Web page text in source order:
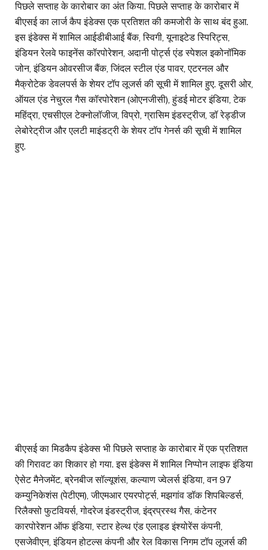
पिछले सप्ताह के कारोबार का अंत किया. पिछले सप्ताह के कारोबार में
बीएसई का लार्ज कैप इंडेक्स एक प्रतिशत की कमजोरी के साथ बंद हुआ.
इस इंडेक्स में शामिल आईडीबीआई बैंक, स्विगी, यूनाइटेड स्पिरिट्स,
इंडियन रेलवे फाइनेंस कॉरपोरेशन, अदानी पोर्ट्स एंड स्पेशल इकोनॉमिक
जोन, इंडियन ओवरसीज बैंक, जिंदल स्टील एंड पावर, एटरनल और
मैक्रोटेक डेवलपर्स के शेयर टॉप लूजर्स की सूची में शामिल हुए. दूसरी ओर,
ऑयल एंड नेचुरल गैस कॉरपोरेशन (ओएनजीसी), हुंडई मोटर इंडिया, टेक
महिंद्रा, एचसीएल टेक्नोलॉजीज, विप्रो, ग्रासिम इंडस्ट्रीज, डॉ रेड्डीज
लेबोरेट्रीज और एलटी माइंडट्री के शेयर टॉप गेनर्स की सूची में शामिल
हुए.
बीएसई का मिडकैप इंडेक्स भी पिछले सप्ताह के कारोबार में एक प्रतिशत
की गिरावट का शिकार हो गया. इस इंडेक्स में शामिल निप्पोन लाइफ इंडिया
ऐसेट मैनेजमेंट, ब्रेनबीज सॉल्यूशंस, कल्याण ज्वेलर्स इंडिया, वन 97
कम्युनिकेशंस (पेटीएम), जीएमआर एयरपोर्ट्स, मझगांव डॉक शिपबिल्डर्स,
रिलैक्सो फुटवियर्स, गोदरेज इंडस्ट्रीज, इंद्रप्रस्थ गैस, कंटेनर
कारपोरेशन ऑफ इंडिया, स्टार हेल्थ एंड एलाइड इंश्योरेंस कंपनी,
एसजेवीएन, इंडियन होटल्स कंपनी और रेल विकास निगम टॉप लूजर्स की